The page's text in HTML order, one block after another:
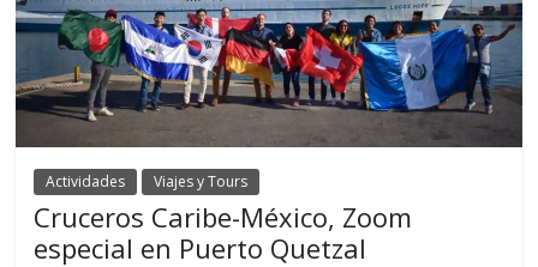
Actividades Viajes y Tours
Cruceros Caribe-México, Zoom
especial en Puerto Quetzal